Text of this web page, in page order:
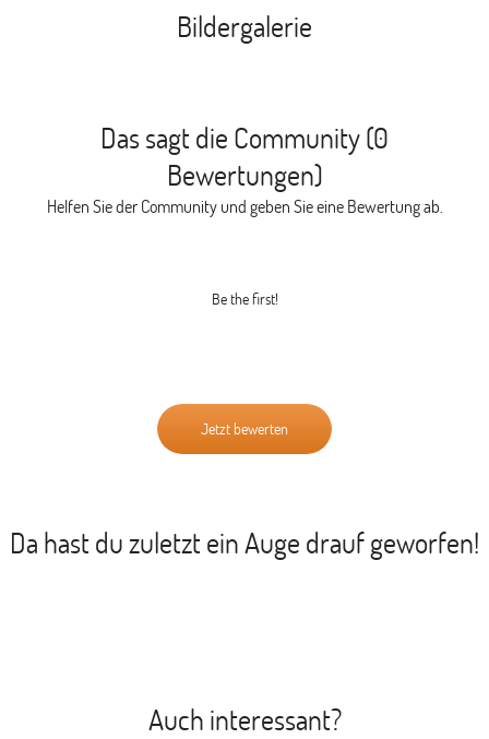
Bildergalerie
Das sagt die Community (0
Bewertungen)
Helfen Sie der Community und geben Sie eine Bewertung ab.
Be the first!
Jetzt bewerten
Da hast du zuletzt ein Auge drauf geworfen!
Auch interessant?